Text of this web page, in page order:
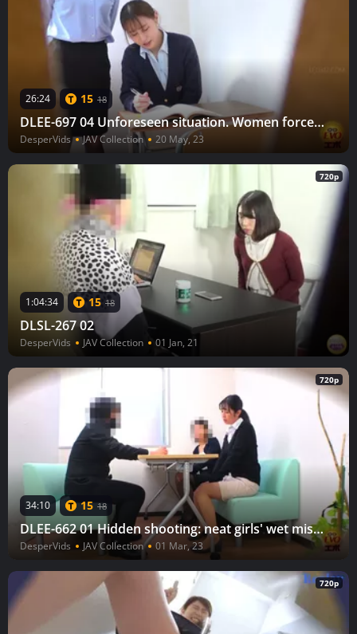
26:24 15 18
DLEE-697 04 Unforeseen situation. Women forced to wet themselves after being held from going to the toilet
DesperVids JAV Collection 20 May, 23
720p
1:04:34 15 18
DLSL-267 02
DesperVids JAV Collection 01 Jan, 21
720p
34:10 15 18
DLEE-662 01 Hidden shooting: neat girls' wet mistakes. Out of place urination leakage
DesperVids JAV Collection 01 Mar, 23
720p